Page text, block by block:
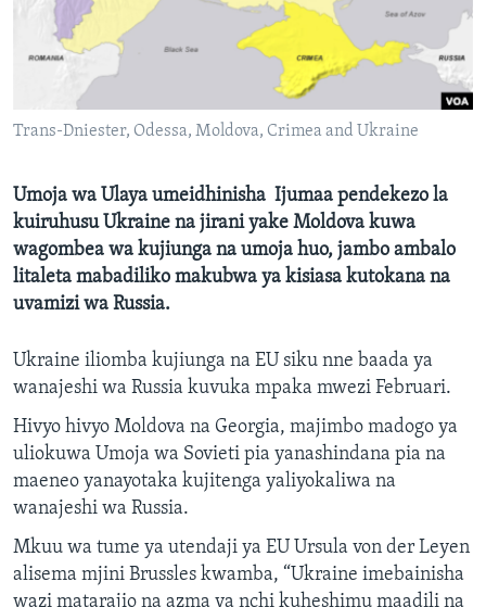
Trans-Dniester, Odessa, Moldova, Crimea and Ukraine
Umoja wa Ulaya umeidhinisha Ijumaa pendekezo la
kuiruhusu Ukraine na jirani yake Moldova kuwa
wagombea wa kujiunga na umoja huo, jambo ambalo
litaleta mabadiliko makubwa ya kisiasa kutokana na
uvamizi wa Russia.
Ukraine iliomba kujiunga na EU siku nne baada ya
wanajeshi wa Russia kuvuka mpaka mwezi Februari.
Hivyo hivyo Moldova na Georgia, majimbo madogo ya
uliokuwa Umoja wa Sovieti pia yanashindana pia na
maeneo yanayotaka kujitenga yaliyokaliwa na
wanajeshi wa Russia.
Mkuu wa tume ya utendaji ya EU Ursula von der Leyen
alisema mjini Brussles kwamba, “Ukraine imebainisha
wazi matarajio na azma ya nchi kuheshimu maadili na